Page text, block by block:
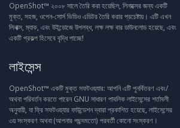
OpenShot™ ২০০৮ সালে তৈরি করা হয়েছিল, লিনাক্সের জন্য একটি
মুক্ত, সহজ, ওপেন-সোর্স ভিডিও এডিটর তৈরি করার প্রচেষ্টায়। এটি এখন
লিনাক্স, ম্যাক, এবং উইন্ডোজে উপলব্ধ, লক্ষ লক্ষ বার ডাউনলোড হয়েছে, এবং
একটি প্রকল্প হিসেবে বৃদ্ধি পাচ্ছে!
লাইসেন্স
OpenShot™ একটি মুক্ত সফটওয়্যার: আপনি এটি পুনর্বিতরণ এবং/
অথবা পরিবর্তন করতে পারেন GNU সাধারণ পাবলিক লাইসেন্সের শর্তাবলী
অনুযায়ী, যা ফ্রি সফটওয়্যার ফাউন্ডেশন দ্বারা প্রকাশিত হয়েছে, লাইসেন্সের
৩য় সংস্করণ অথবা (আপনার পছন্দমতো) পরবর্তী কোনো সংস্করণ।